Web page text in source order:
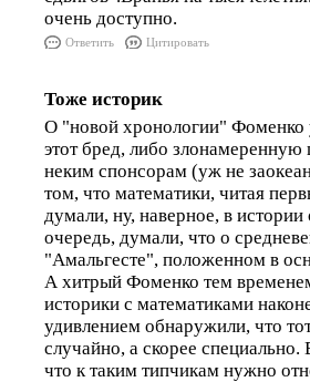
очень доступно.
Ответить Цитировать
Тоже историк
О "новой хронологии" Фоменко
этот бред, либо
неким спонсорам (уж не
том, что математики, читая
думали, ну, наверное, в
очередь, думали, что о
"Амальгесте", положенном в
А хитрый Фоменко тем
историки с математиками
удивлением обнаружили, что
случайно, а скорее
что к таким типчикам нужно